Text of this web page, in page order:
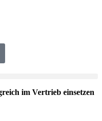
im Vertrieb einsetzen